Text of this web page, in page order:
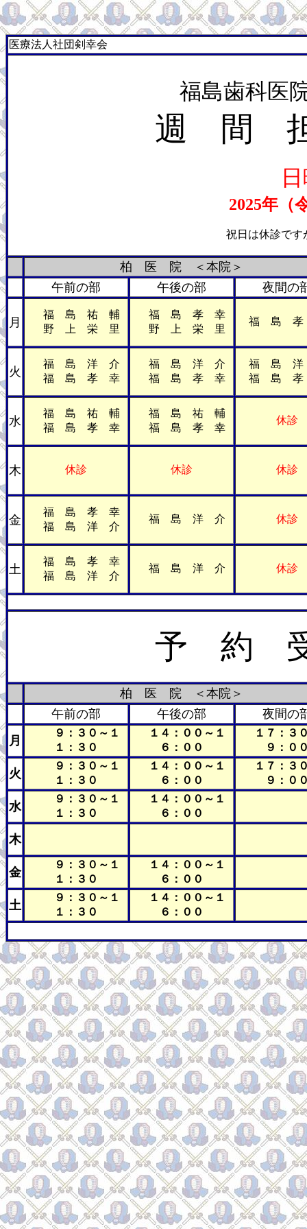
医療法人社団剣幸会
福島歯科医
週 間
2025年（
祝日は休診です
柏 医 院 ＜本院＞
午前の部
午後の部 夜間の
月
福 島 祐 輔
野 上 栄 里
福 島 孝 幸
野 上 栄 里
福 島
火
福 島 洋 介
福 島 孝 幸
福 島 洋 介
福 島 孝 幸
福 島
福 島
水
福 島 祐 輔
福 島 孝 幸
福 島 祐 輔
福 島 孝 幸
休診
木 休診 休診 休診
金
福 島 孝 幸
福 島 洋 介
福 島 洋 介 休診
土
福 島 孝 幸
福 島 洋 介
福 島 洋 介 休診
予 約
柏 医 院 ＜本院＞
午前の部
午後の部
夜間の
月
９：３０～１
１：３０
１４：００～１
６：００
１７：３
９：０
火
９：３０～１
１：３０
１４：００～１
６：００
１７：３
９：０
水
９：３０～１
１：３０
１４：００～１
６：００
木
金
９：３０～１
１：３０
１４：００～１
６：００
土
９：３０～１
１：３０
１４：００～１
６：００